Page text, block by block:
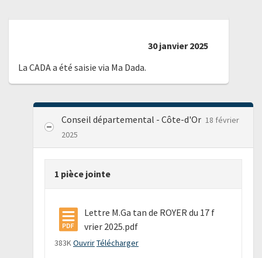
30 janvier 2025
La CADA a été saisie via Ma Dada.
Conseil départemental - Côte-d'Or 18 février
2025
1 pièce jointe
Lettre M.Ga tan de ROYER du 17 f
vrier 2025.pdf
383KOuvrirTélécharger